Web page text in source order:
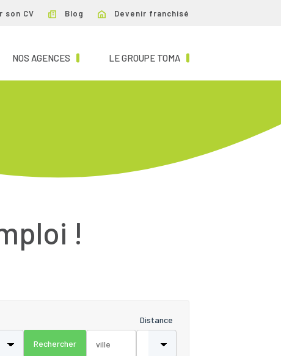
son CV Blog Devenir franchisé
NOS AGENCES (CURRENT)LE GROUPE TOMA (CURRENT)
!
Distance